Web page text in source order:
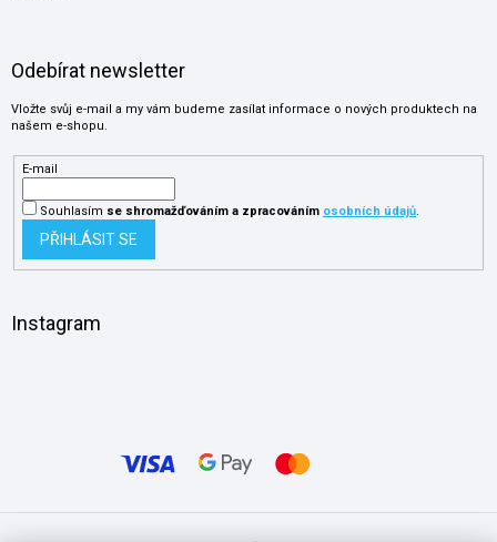
Odebírat newsletter
Vložte svůj e-mail a my vám budeme zasílat informace o nových produktech na
našem e-shopu.
E-mail
Souhlasím se shromažďováníma zpracováním osobních údajů.
PŘIHLÁSIT SE
Instagram